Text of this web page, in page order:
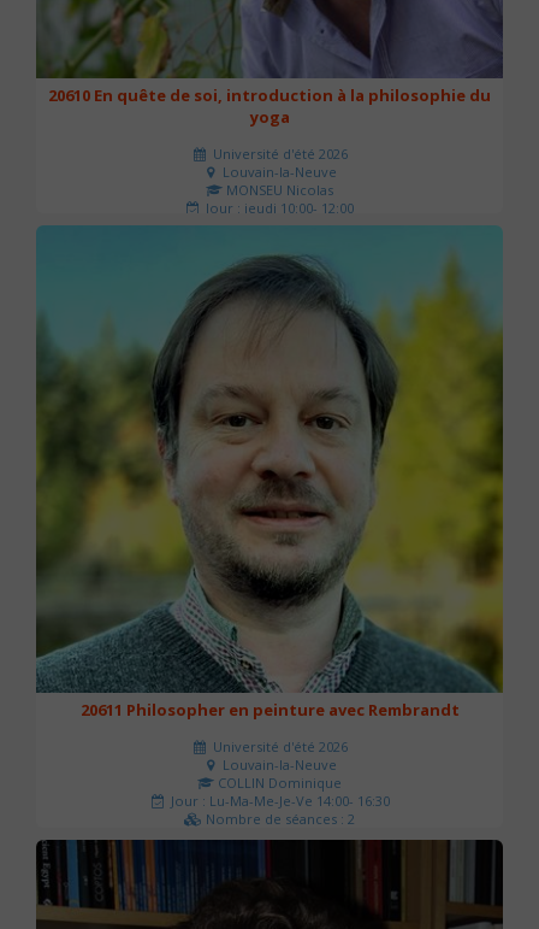
20610 En quête de soi, introduction à la philosophie du
yoga
Université d'été 2026
Louvain-la-Neuve
MONSEU Nicolas
Jour : jeudi 10:00- 12:00
Nombre de séances : 1
20611 Philosopher en peinture avec Rembrandt
Université d'été 2026
Louvain-la-Neuve
COLLIN Dominique
Jour : Lu-Ma-Me-Je-Ve 14:00- 16:30
Nombre de séances : 2
51 €